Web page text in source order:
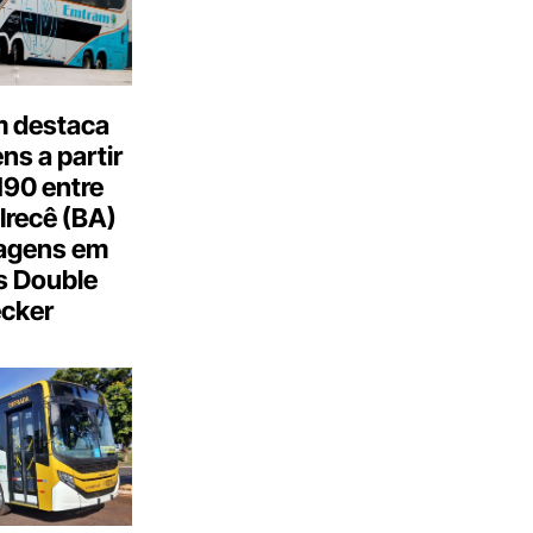
destaca
a partir
entre
(BA)
em
Double